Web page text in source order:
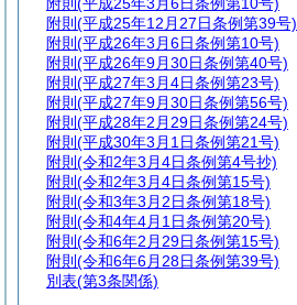
附則 (平成25年12月27日条例第39号)
附則 (平成26年3月6日条例第10号)
附則 (平成26年9月30日条例第40号)
附則 (平成27年3月4日条例第23号)
附則 (平成27年9月30日条例第56号)
附則 (平成28年2月29日条例第24号)
附則 (平成30年3月1日条例第21号)
附則 (令和2年3月4日条例第4号抄)
附則 (令和2年3月4日条例第15号)
附則 (令和3年3月2日条例第18号)
附則 (令和4年4月1日条例第20号)
附則 (令和6年2月29日条例第15号)
附則 (令和6年6月28日条例第39号)
別表(第3条関係)